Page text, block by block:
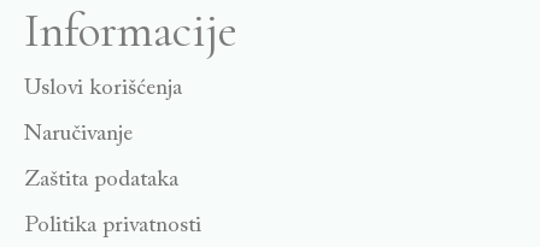
Informacije
Uslovi korišćenja
Naručivanje
Zaštita podataka
Politika privatnosti